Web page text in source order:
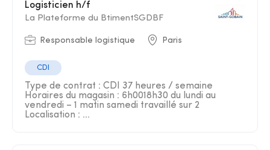
Logisticien h/f
La Plateforme du BtimentSGDBF
Responsable logistique Paris
CDI
Type de contrat : CDI 37 heures / semaine
Horaires du magasin : 6h0018h30 du lundi au
vendredi – 1 matin samedi travaillé sur 2
Localisation : ...